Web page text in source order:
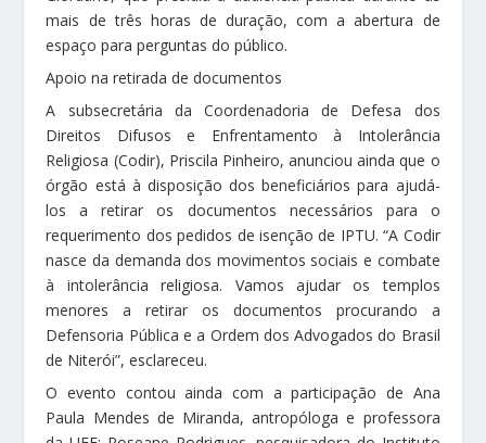
mais de três horas de duração, com a abertura de
espaço para perguntas do público.
Apoio na retirada de documentos
A subsecretária da Coordenadoria de Defesa dos
Direitos Difusos e Enfrentamento à Intolerância
Religiosa (Codir), Priscila Pinheiro, anunciou ainda que o
órgão está à disposição dos beneficiários para ajudá-
los a retirar os documentos necessários para o
requerimento dos pedidos de isenção de IPTU. “A Codir
nasce da demanda dos movimentos sociais e combate
à intolerância religiosa. Vamos ajudar os templos
menores a retirar os documentos procurando a
Defensoria Pública e a Ordem dos Advogados do Brasil
de Niterói”, esclareceu.
O evento contou ainda com a participação de Ana
Paula Mendes de Miranda, antropóloga e professora